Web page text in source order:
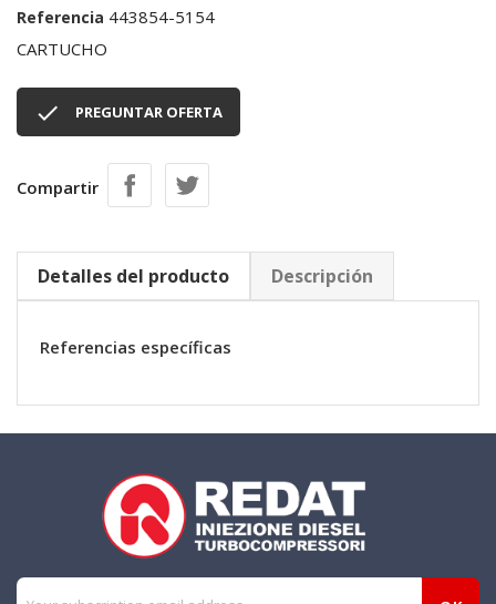
Referencia 443854-5154
CARTUCHO
 PREGUNTAR OFERTA
Compartir
Detalles del producto Descripción
Referencias específicas